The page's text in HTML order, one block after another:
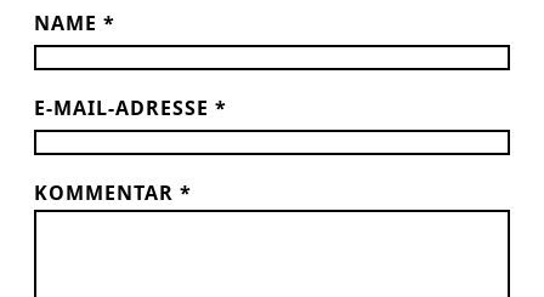
NAME *
E-MAIL-ADRESSE *
KOMMENTAR *